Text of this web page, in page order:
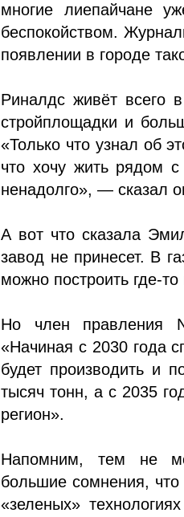
многие лиепайчане
беспокойством.
появлении в городе
Риналдс живёт всего
стройплощадки и
«Только что узнал об
что хочу жить рядом
ненадолго», — сказал
А вот что сказала
завод не принесет. В
можно построить где-
Но член правления
«Начиная с 2030 года
будет производить и
тысяч тонн, а с 2035
регион».
Напомним, тем не
большие сомнения, что
«зеленых»